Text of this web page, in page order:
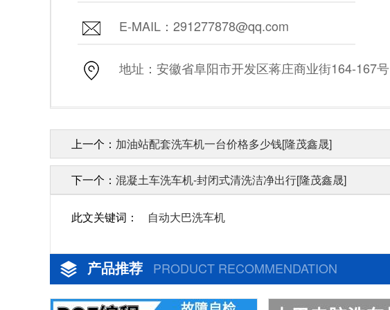
E-MAIL：291277878@qq.com
地址：安徽省阜阳市开发区蒋庄商业街164-167号
上一个： 加油站配套洗车机一台价格多少钱[隆茂鑫晟]
下一个： 混凝土车洗车机-封闭式清洗洁净出行[隆茂鑫晟]
此文关键词： 自动大巴洗车机
产品推荐 PRODUCT RECOMMENDATION